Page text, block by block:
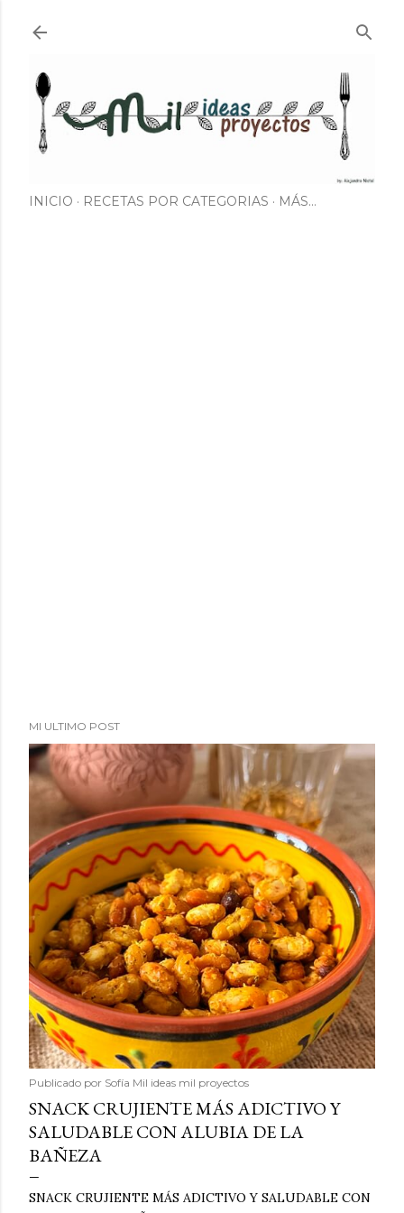
INICIO RECETAS POR CATEGORIAS MÁS…
MI ULTIMO POST
Publicado por Sofía Mil ideas mil proyectos
SNACK CRUJIENTE MÁS ADICTIVO Y
SALUDABLE CON ALUBIA DE LA
BAÑEZA
SNACK CRUJIENTE MÁS ADICTIVO Y SALUDABLE CON